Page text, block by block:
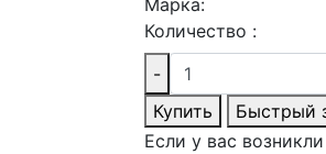
Марка:
Количество :
-
Купить
Быстрый
Если у вас